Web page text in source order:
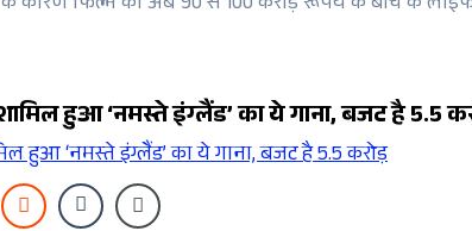
हुआ ‘नमस्ते इंग्लैंड’ का ये गाना, बजट है 5.5